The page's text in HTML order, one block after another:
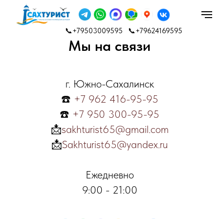
📞+79624169595
📞+79503009595
Мы на связи
г. Южно-Сахалинск
☎️ +7 962 416-95-95
☎️ +7 950 300-95-95
📩sakhturist65@gmail.com
📩Sakhturist65@yandex.ru
Ежедневно
9:00 - 21:00